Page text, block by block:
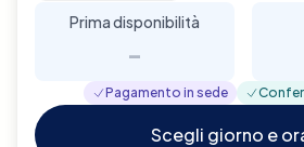
Prima disponibilità
-
Pagamento in sede
Scegli giorno e